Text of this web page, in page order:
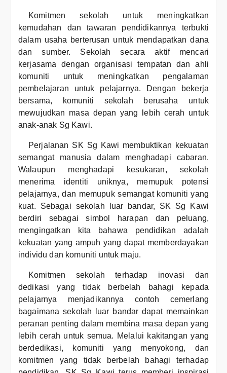
Komitmen sekolah untuk meningkatkan
kemudahan dan tawaran pendidikannya terbukti
dalam usaha berterusan untuk mendapatkan dana
dan sumber. Sekolah secara aktif mencari
kerjasama dengan organisasi tempatan dan ahli
komuniti untuk meningkatkan pengalaman
pembelajaran untuk pelajarnya. Dengan bekerja
bersama, komuniti sekolah berusaha untuk
mewujudkan masa depan yang lebih cerah untuk
anak-anak Sg Kawi.
Perjalanan SK Sg Kawi membuktikan kekuatan
semangat manusia dalam menghadapi cabaran.
Walaupun menghadapi kesukaran, sekolah
menerima identiti uniknya, memupuk potensi
pelajarnya, dan memupuk semangat komuniti yang
kuat. Sebagai sekolah luar bandar, SK Sg Kawi
berdiri sebagai simbol harapan dan peluang,
mengingatkan kita bahawa pendidikan adalah
kekuatan yang ampuh yang dapat memberdayakan
individu dan komuniti untuk maju.
Komitmen sekolah terhadap inovasi dan
dedikasi yang tidak berbelah bahagi kepada
pelajarnya menjadikannya contoh cemerlang
bagaimana sekolah luar bandar dapat memainkan
peranan penting dalam membina masa depan yang
lebih cerah untuk semua. Melalui kakitangan yang
berdedikasi, komuniti yang menyokong, dan
komitmen yang tidak berbelah bahagi terhadap